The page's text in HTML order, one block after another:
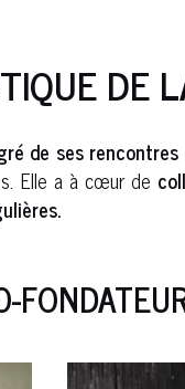
DE
de ses
Elle a à cœur de